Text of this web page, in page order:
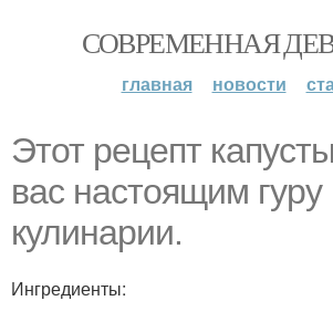
СОВРЕМЕННАЯ
главная новости
Этот рецепт
вас настоящим гуру
кулинарии.
Ингредиенты: